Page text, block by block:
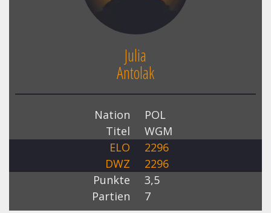
Julia
Antolak
Nation
POL
Titel
WGM
ELO
2296
DWZ
2296
Punkte
3,5
Partien
7